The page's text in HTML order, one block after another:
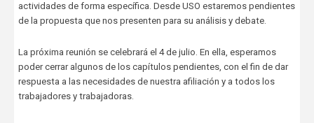
actividades de forma específica. Desde USO estaremos pendientes
de la propuesta que nos presenten para su análisis y debate.
La próxima reunión se celebrará el 4 de julio. En ella, esperamos
poder cerrar algunos de los capítulos pendientes, con el fin de dar
respuesta a las necesidades de nuestra afiliación y a todos los
trabajadores y trabajadoras.